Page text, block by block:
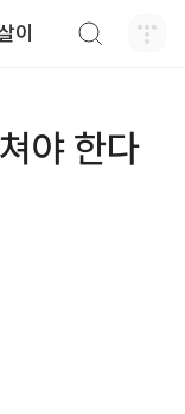
이
야 한다